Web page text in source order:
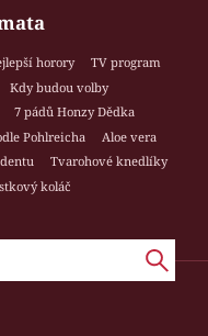
horory
TV program
Kdy budou volby
7 pádů Honzy Dědka
Pohlreicha
Aloe vera
Tvarohové knedlíky
koláč